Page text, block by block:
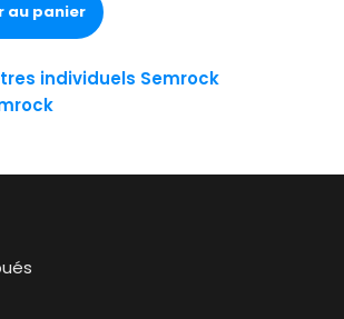
au panier
individuels Semrock